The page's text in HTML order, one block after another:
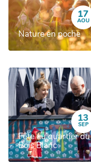
17
AOU
Nature en poche
13
SEP
Fête au quartier du
Bois Blanc